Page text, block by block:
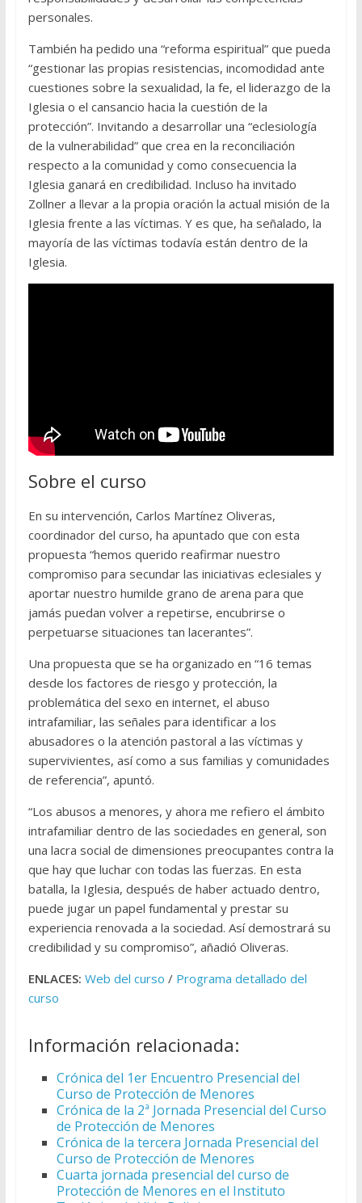
personales.
También ha pedido una “reforma espiritual” que pueda
“gestionar las propias resistencias, incomodidad ante
cuestiones sobre la sexualidad, la fe, el liderazgo de la
Iglesia o el cansancio hacia la cuestión de la
protección”. Invitando a desarrollar una “eclesiología
de la vulnerabilidad” que crea en la reconciliación
respecto a la comunidad y como consecuencia la
Iglesia ganará en credibilidad. Incluso ha invitado
Zollner a llevar a la propia oración la actual misión de la
Iglesia frente a las víctimas. Y es que, ha señalado, la
mayoría de las víctimas todavía están dentro de la
Iglesia.
Sobre el curso
En su intervención, Carlos Martínez Oliveras,
coordinador del curso, ha apuntado que con esta
propuesta “hemos querido reafirmar nuestro
compromiso para secundar las iniciativas eclesiales y
aportar nuestro humilde grano de arena para que
jamás puedan volver a repetirse, encubrirse o
perpetuarse situaciones tan lacerantes”.
Una propuesta que se ha organizado en “16 temas
desde los factores de riesgo y protección, la
problemática del sexo en internet, el abuso
intrafamiliar, las señales para identificar a los
abusadores o la atención pastoral a las víctimas y
supervivientes, así como a sus familias y comunidades
de referencia”, apuntó.
“Los abusos a menores, y ahora me refiero el ámbito
intrafamiliar dentro de las sociedades en general, son
una lacra social de dimensiones preocupantes contra la
que hay que luchar con todas las fuerzas. En esta
batalla, la Iglesia, después de haber actuado dentro,
puede jugar un papel fundamental y prestar su
experiencia renovada a la sociedad. Así demostrará su
credibilidad y su compromiso”, añadió Oliveras.
ENLACES: Web del curso / Programa detallado del
curso
Información relacionada:
Crónica del 1er Encuentro Presencial del
Curso de Protección de Menores
Crónica de la 2ª Jornada Presencial del Curso
de Protección de Menores
Crónica de la tercera Jornada Presencial del
Curso de Protección de Menores
Cuarta jornada presencial del curso de
Protección de Menores en el Instituto